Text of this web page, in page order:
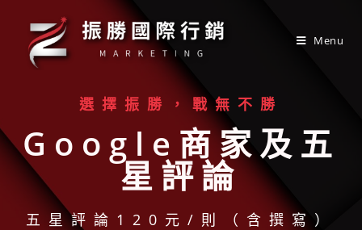
Menu
選擇振勝，戰無不勝
Google商家及五
星評論
五星評論120元/則（含撰寫）